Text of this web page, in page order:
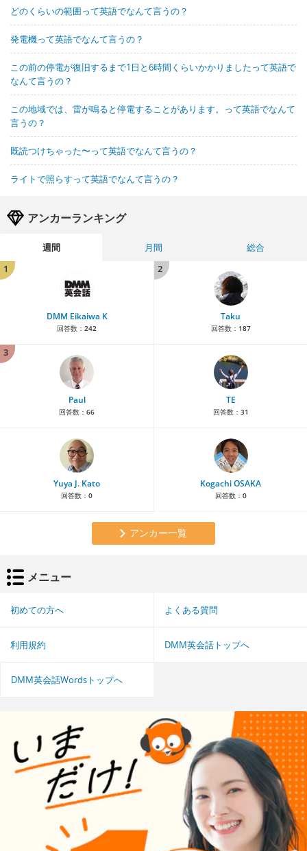
どのくらいの範囲って英語でなんて言うの？
発電機って英語でなんて言うの？
この前の停電が復旧するまで1日と6時間くらいかかりましたって英語で
なんて言うの？
この地域では、雷が鳴ると停電することがあります。って英語でなんて
言うの？
既読つけちゃった〜って英語でなんて言うの？
ライトで照らすって英語でなんて言うの？
アンカーランキング
週間 月間
総合
1
DMM Eikaiwa K
回答数： 242
2
Taku
回答数： 187
3
Paul
回答数： 66
TE
回答数： 31
Yuya J. Kato
回答数： 0
Kogachi OSAKA
回答数： 0
アンカー一覧
メニュー
初めての方へ よくある質問
利用規約 DMM英会話トップへ
DMM英会話Wordsトップへ